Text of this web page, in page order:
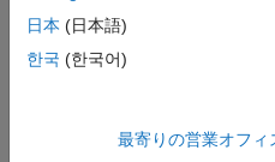
モデルを計算する方法を示
日本 (日本語)
한국 (한국어)
最寄りの営業オフ